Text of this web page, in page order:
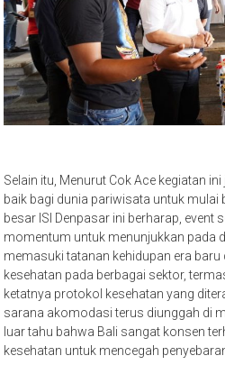
Selain itu, Menurut Cok Ace kegiatan
baik bagi dunia pariwisata untuk mulai
besar ISI Denpasar ini berharap, event
momentum untuk menunjukkan pada
memasuki tatanan kehidupan era
kesehatan pada berbagai sektor,
ketatnya protokol kesehatan yang
sarana akomodasi terus diunggah di
luar tahu bahwa Bali sangat konsen
kesehatan untuk mencegah